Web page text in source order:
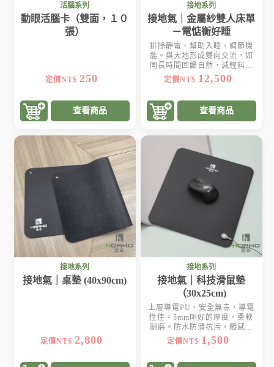
活腦系列
動眼活腦卡（雙面，１０
張）
定價NT$250
查看商品
接地系列
接地氣｜金屬紗雙人床單
－電惦衡好睡
排除靜電、幫助入睡、調節機
能。與大地形成雙向交流，如
同長時間回歸自然，減輕科技
帶給身體的影響
定價NT$ 12,500
查看商品
接地系列
接地氣｜桌墊 (40x90cm)
定價NT$2,800
接地系列
接地氣｜科技滑鼠墊
（30x25cm)
上層導電PU，安全無毒，導電
性佳。5mm剛好的厚度，柔軟
耐磨。防水防滑抗污，觸感滑
順
定價NT$ 1,500